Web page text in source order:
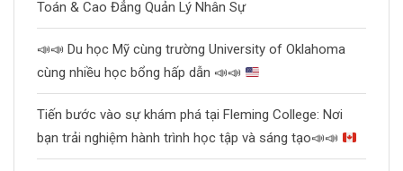
Toán & Cao Đẳng Quản Lý Nhân Sự
📣📣 Du học Mỹ cùng trường University of Oklahoma
cùng nhiều học bổng hấp dẫn 📣📣
Tiến bước vào sự khám phá tại Fleming College: Nơi
bạn trải nghiệm hành trình học tập và sáng tạo📣📣